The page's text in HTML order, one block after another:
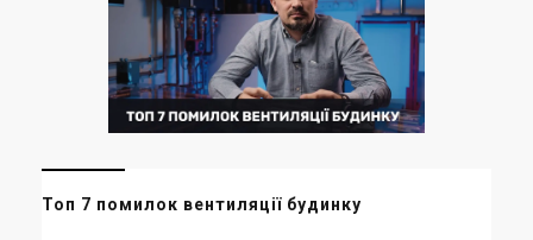
Топ 7 помилок вентиляції будинку